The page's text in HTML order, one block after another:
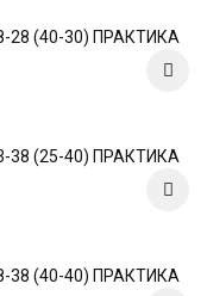
28 (40-30) ПРАКТИКА
38 (25-40) ПРАКТИКА
38 (40-40) ПРАКТИКА